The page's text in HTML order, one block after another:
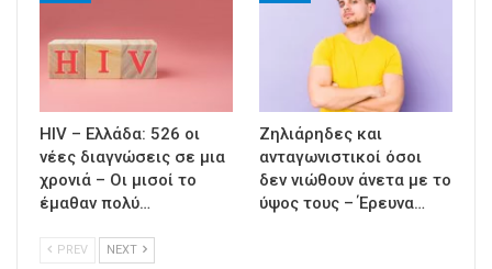
HIV – Ελλάδα: 526 οι
νέες διαγνώσεις σε μια
χρονιά – Οι μισοί το
έμαθαν πολύ…
Ζηλιάρηδες και
ανταγωνιστικοί όσοι
δεν νιώθουν άνετα με το
ύψος τους – Έρευνα…
PREV NEXT